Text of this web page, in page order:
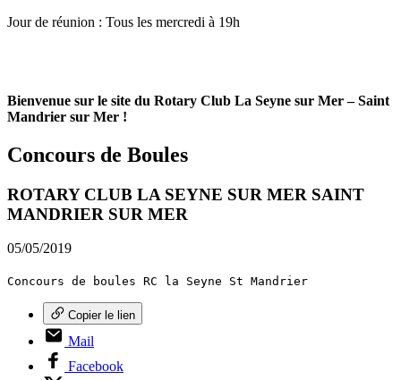
Jour de réunion : Tous les mercredi à 19h
Bienvenue sur le site du Rotary Club La Seyne sur Mer – Saint
Mandrier sur Mer !
Concours de Boules
ROTARY CLUB LA SEYNE SUR MER SAINT
MANDRIER SUR MER
05/05/2019
Concours de boules RC la Seyne St Mandrier
Copier le lien
Mail
Facebook